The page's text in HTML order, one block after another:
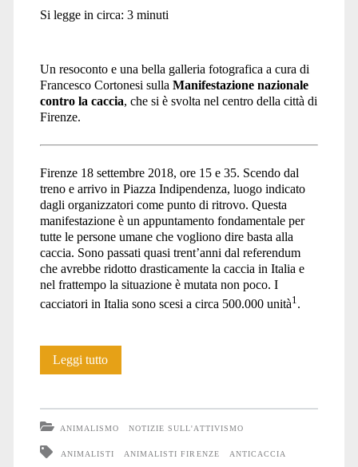
Si legge in circa: 3 minuti
Un resoconto e una bella galleria fotografica a cura di
Francesco Cortonesi sulla Manifestazione nazionale
contro la caccia, che si è svolta nel centro della città di
Firenze.
Firenze 18 settembre 2018, ore 15 e 35. Scendo dal
treno e arrivo in Piazza Indipendenza, luogo indicato
dagli organizzatori come punto di ritrovo. Questa
manifestazione è un appuntamento fondamentale per
tutte le persone umane che vogliono dire basta alla
caccia. Sono passati quasi trent’anni dal referendum
che avrebbe ridotto drasticamente la caccia in Italia e
nel frattempo la situazione è mutata non poco. I
cacciatori in Italia sono scesi a circa 500.000 unità1 .
Leggi tuttoManifestazione
ANIMALISMO NOTIZIE SULL'ATTIVISMO
ANIMALISTI ANIMALISTI FIRENZE
ANTICACCIA